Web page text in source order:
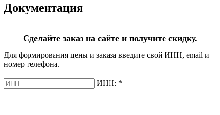
Документация
Сделайте заказ на сайте и получите скидку.
Для формирования цены и заказа введите свой ИНН, email и
номер телефона.
ИНН: *